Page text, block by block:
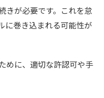
きが必要です。これを怠
に巻き込まれる可能性が
めに、適切な許認可や手